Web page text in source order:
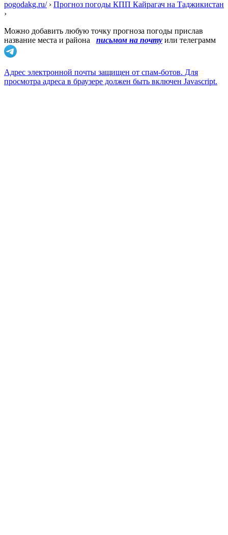
pogodakg.ru/› Прогноз погоды КПП Кайрагач на Таджикистан
›
Можно добавить любую точку прогноза погоды прислав
название места и района
письмом на почту или телеграмм
Адрес электронной почты защищен от спам-ботов. Для
просмотра адреса в браузере должен быть включен Javascript.